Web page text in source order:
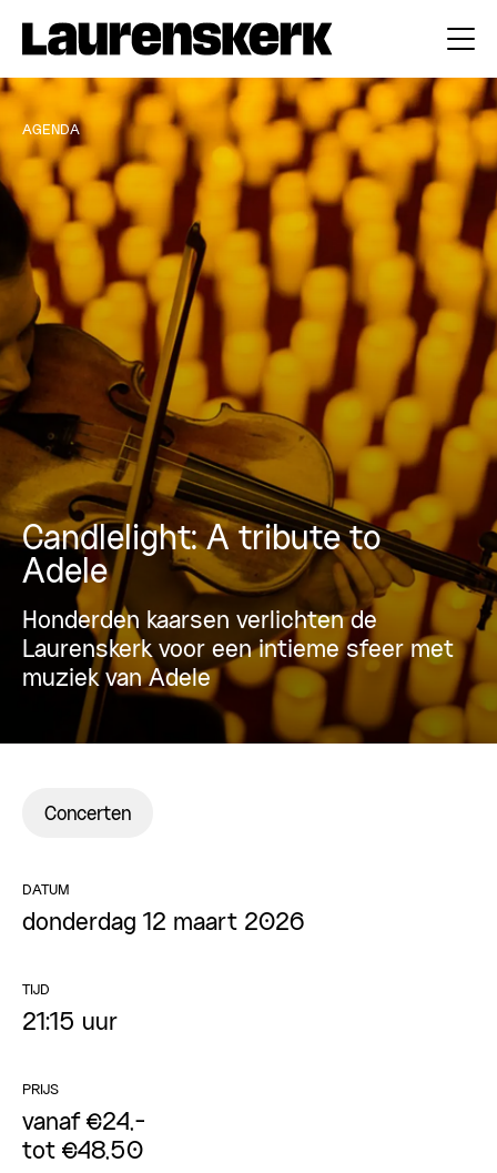
AGENDA
Candlelight: A tribute to
Adele
Honderden kaarsen verlichten de
Laurenskerk voor een intieme sfeer met
muziek van Adele
Concerten
DATUM
donderdag 12 maart 2026
TIJD
21:15 uur
PRIJS
vanaf €24,-
tot €48,50